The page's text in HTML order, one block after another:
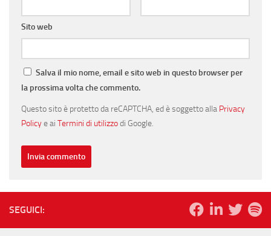
Sito web
Salva il mio nome, email e sito web in questo browser per
la prossima volta che commento.
Questo sito è protetto da reCAPTCHA, ed è soggetto alla Privacy
Policye ai Termini di utilizzodi Google.
SEGUICI: